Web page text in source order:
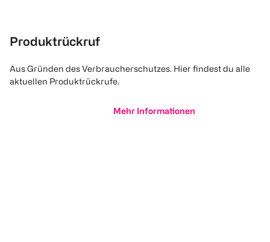
Produktrückruf
Aus Gründen des Verbraucherschutzes. Hier findest du alle
aktuellen Produktrückrufe.
Mehr Informationen